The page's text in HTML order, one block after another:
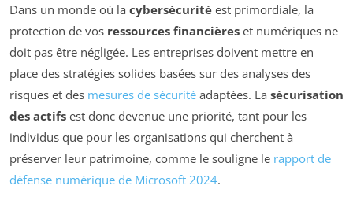
Dans un monde où la cybersécurité est primordiale, la
protection de vos ressources financières et numériques ne
doit pas être négligée. Les entreprises doivent mettre en
place des stratégies solides basées sur des analyses des
risques et des mesures de sécurité adaptées. La sécurisation
des actifs est donc devenue une priorité, tant pour les
individus que pour les organisations qui cherchent à
préserver leur patrimoine, comme le souligne le rapport de
défense numérique de Microsoft 2024.